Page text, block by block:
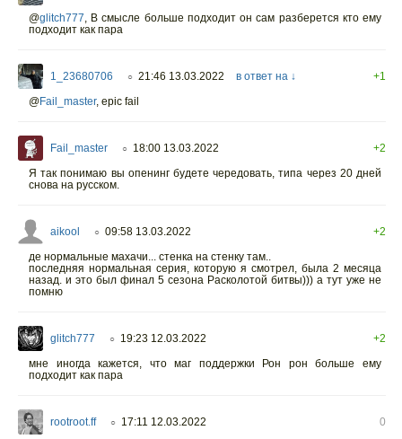
@glitch777
В смысле больше подходит он сам разберется кто ему
подходит как пара
1_23680706 ○ 21:46 13.03.2022 в ответ на ↓
+1
@Fail_master, epic fail
Fail_master ○ 18:00 13.03.2022
+2
Я так понимаю вы опенинг будете чередовать, типа через 20 дней
снова на русском.
aikool ○ 09:58 13.03.2022
+2
де нормальные махачи... стенка на стенку там..
последняя нормальная серия, которую я смотрел, была 2 месяца
назад. и это был финал 5 сезона Расколотой битвы))) а тут уже не
помню
glitch777 ○ 19:23 12.03.2022
+2
мне иногда кажется, что маг поддержки Рон рон больше ему
подходит как пара
rootroot.ff ○ 17:11 12.03.2022
0